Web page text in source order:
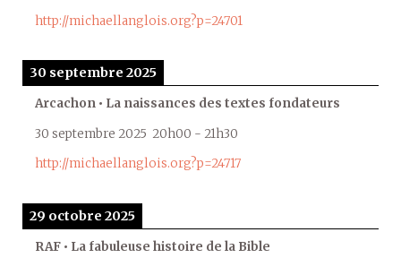
http://michaellanglois.org?p=24701
30 septembre 2025
Arcachon • La naissances des textes fondateurs
30 septembre 2025 20h00 - 21h30
http://michaellanglois.org?p=24717
29 octobre 2025
RAF • La fabuleuse histoire de la Bible